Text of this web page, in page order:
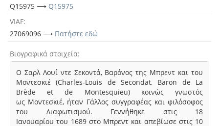
Q15975 ⟶ Q15975
VIAF
27069096 ⟶ Πατήστε εδώ
Βιογραφικά στοιχεία
Ο Σαρλ Λουί ντε Σεκοντά, Βαρόνος της Μπρεντ και του
Μοντεσκιέ (Charles-Louis de Secondat, Baron de La
Brède et de Montesquieu) κοινώς γνωστός
ως Μοντεσκιέ, ήταν Γάλλος συγγραφέας και φιλόσοφος
του Διαφωτισμού. Γεννήθηκε στις 18
Ιανουαρίου του 1689 στο Μπρεντ και απεβίωσε στις 10